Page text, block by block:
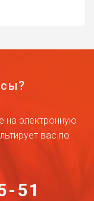
на электронную
вас по
51